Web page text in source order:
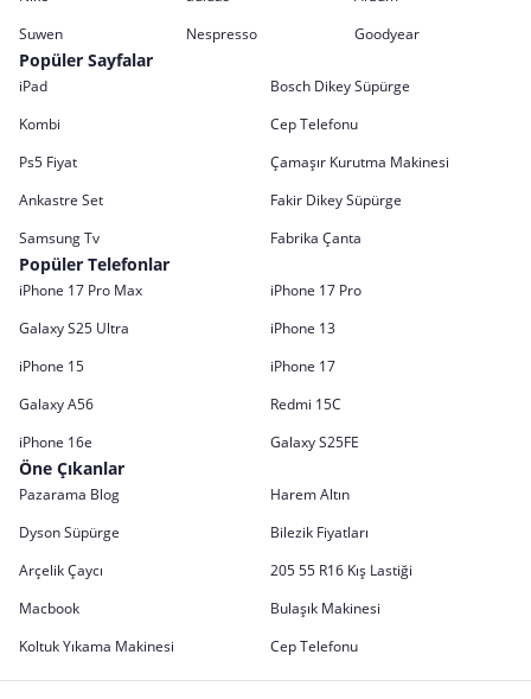
Suwen
Nespresso Goodyear
Popüler Sayfalar
iPad
Bosch Dikey Süpürge
Kombi
Cep Telefonu
Ps5 Fiyat
Çamaşır Kurutma Makinesi
Ankastre Set
Fakir Dikey Süpürge
Samsung Tv
Fabrika Çanta
Popüler Telefonlar
iPhone 17 Pro Max
iPhone 17 Pro
Galaxy S25 Ultra
iPhone 13
iPhone 15
iPhone 17
Galaxy A56
Redmi 15C
iPhone 16e
Galaxy S25FE
Öne Çıkanlar
Pazarama Blog
Harem Altın
Dyson Süpürge
Bilezik Fiyatları
Arçelik Çaycı
205 55 R16 Kış Lastiği
Macbook
Bulaşık Makinesi
Koltuk Yıkama Makinesi
Cep Telefonu